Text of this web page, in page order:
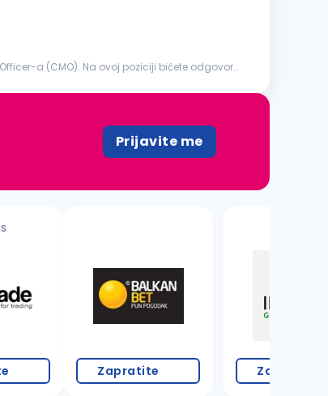
Officer-a (CMO). Na ovoj poziciji bićete odgovorni
Prijavite me
Zapratite Zapratite